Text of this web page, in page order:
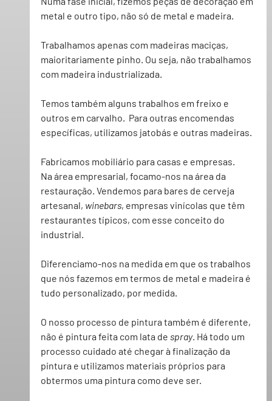
metal e outro tipo, não só de metal e madeira.
Trabalhamos apenas com madeiras maciças,
maioritariamente pinho. Ou seja, não trabalhamos
com madeira industrializada.
Temos também alguns trabalhos em freixo e
outros em carvalho.  Para outras encomendas
específicas, utilizamos jatobás e outras madeiras.
Fabricamos mobiliário para casas e empresas.
Na área empresarial, focamo-nos na área da
restauração. Vendemos para bares de cerveja
artesanal, winebars, empresas vinícolas que têm
restaurantes típicos, com esse conceito do
industrial.
Diferenciamo-nos na medida em que os trabalhos
que nós fazemos em termos de metal e madeira é
tudo personalizado, por medida.
O nosso processo de pintura também é diferente,
não é pintura feita com lata de spray. Há todo um
processo cuidado até chegar à finalização da
pintura e utilizamos materiais próprios para
obtermos uma pintura como deve ser.